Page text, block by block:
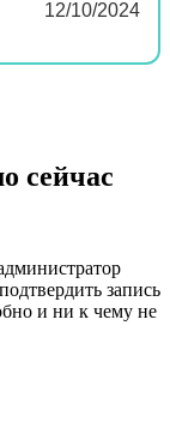
12/10/2024
сейчас
запись
и ни к чему не